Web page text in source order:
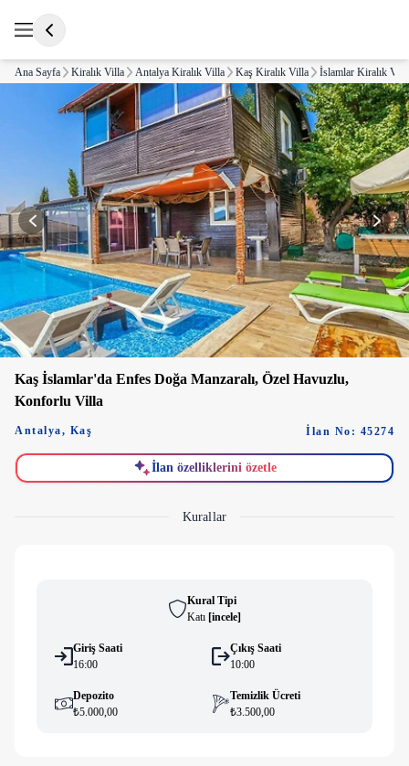
Ana Sayfa Kiralık Villa Antalya Kiralık Villa Kaş Kiralık Villa İslamlar Kiralık Villa
Kaş İslamlar'da Enfes Doğa Manzaralı, Özel Havuzlu,
Konforlu Villa
Antalya, Kaş İlan No: 45274
İlan özelliklerini özetle
Kurallar
Kural Tipi
Katı [i̇ncele]
Giriş Saati
16:00
Çıkış Saati
10:00
Depozito
₺5.000,00
Temizlik Ücreti
₺3.500,00